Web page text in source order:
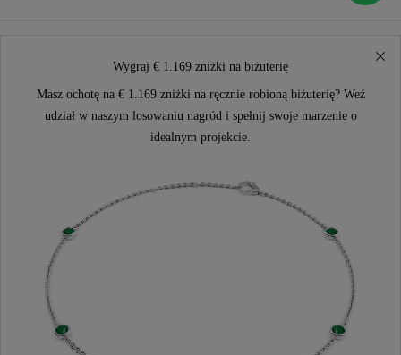
Wygraj € 1.169 zniżki na biżuterię
Masz ochotę na € 1.169 zniżki na ręcznie robioną biżuterię? Weź
udział w naszym losowaniu nagród i spełnij swoje marzenie o
idealnym projekcie.